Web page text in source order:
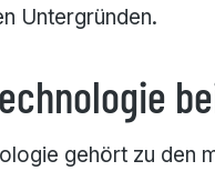
Untergründen.
gehört zu den